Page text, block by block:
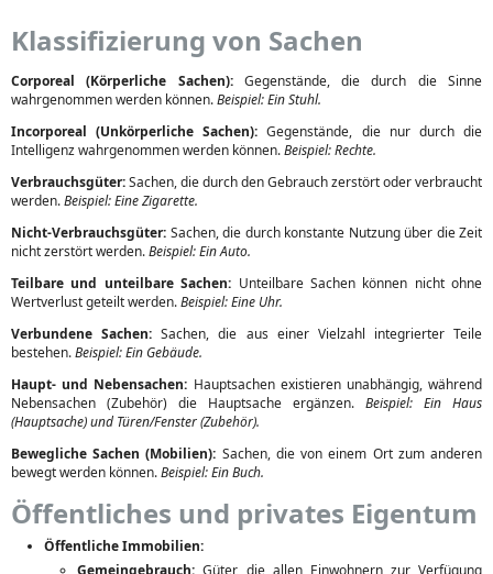
Klassifizierung von Sachen
Corporeal (Körperliche Sachen):Gegenstände, die durch die Sinne
wahrgenommen werden können.Beispiel: Ein Stuhl.
Incorporeal (Unkörperliche Sachen): Gegenstände, die nur durch die
Intelligenz wahrgenommen werden können.Beispiel: Rechte.
Verbrauchsgüter:Sachen, die durch den Gebrauch zerstört oder verbraucht
werden.Beispiel: Eine Zigarette.
Nicht-Verbrauchsgüter: Sachen, die durch konstante Nutzung über die Zeit
nicht zerstört werden.Beispiel: Ein Auto.
Teilbare und unteilbare Sachen: Unteilbare Sachen können nicht ohne
Wertverlust geteilt werden.Beispiel: Eine Uhr.
Verbundene Sachen: Sachen, die aus einer Vielzahl integrierter Teile
bestehen.Beispiel: Ein Gebäude.
Haupt- und Nebensachen: Hauptsachen existieren unabhängig, während
Nebensachen (Zubehör) die Hauptsache ergänzen. Beispiel: Ein Haus
(Hauptsache) und Türen/Fenster (Zubehör).
Bewegliche Sachen (Mobilien): Sachen, die von einem Ort zum anderen
bewegt werden können.Beispiel: Ein Buch.
Öffentliches und privates Eigentum
Öffentliche Immobilien:
Gemeingebrauch: Güter, die allen Einwohnern zur Verfügung